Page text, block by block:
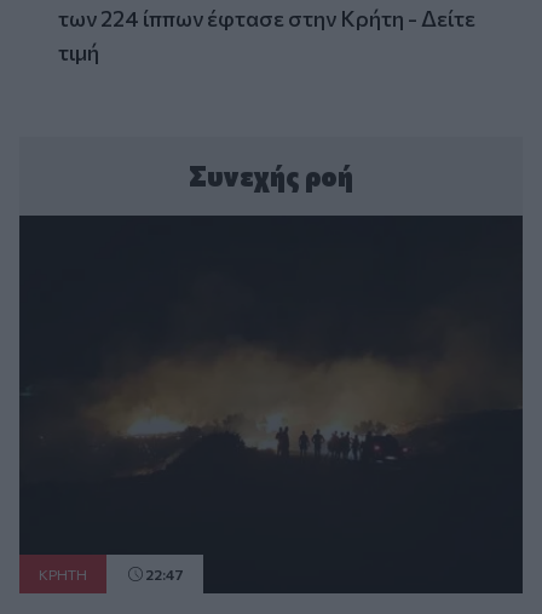
των 224 ίππων έφτασε στην Κρήτη - Δείτε
τιμή
Συνεχής ροή
ΚΡΗΤΗ 22:47